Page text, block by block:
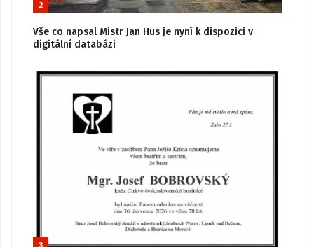
2
Vše co napsal Mistr Jan Hus je nyní k dispozici v
digitální databázi
3